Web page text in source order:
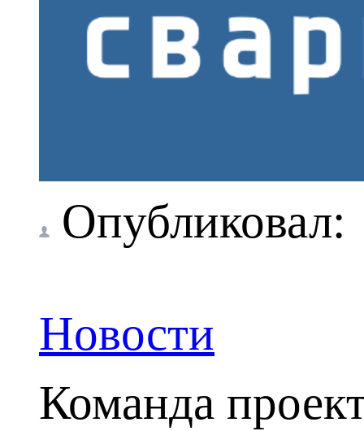
Новости
Команда